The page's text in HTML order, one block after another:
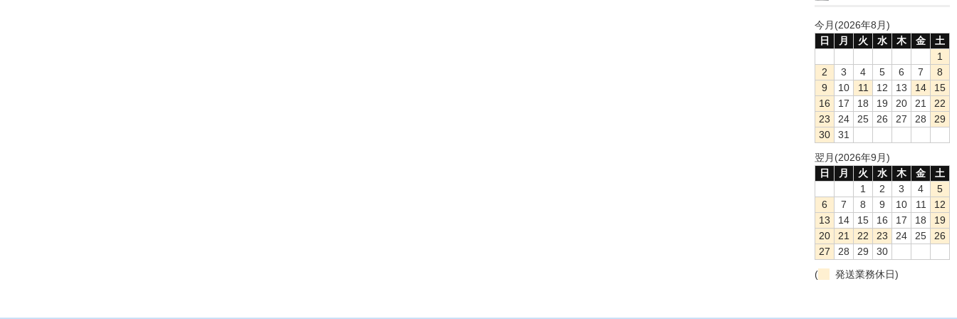
今月(2026年8月)
日
月 火 水 木 金
土
1
2
3 4 5 6 7
8
9
10 11 12 13 14
15
16
17 18 19 20 21
22
23
24 25 26 27 28
29
30
31
翌月(2026年9月)
日
月 火 水 木 金
土
1
2 3 4
5
6
7 8 9 10 11
12
13
14 15 16 17 18
19
20
21 22 23 24 25
26
27
28 29
30
(
発送業務休日)